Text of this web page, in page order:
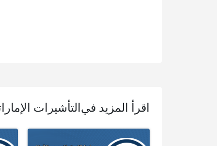
اقرأ المزيد في التأشيرات